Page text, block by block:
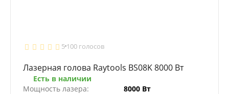
5 100 голосов
Лазерная голова Raytools BS08K 8000 Вт
Есть в наличии
Мощность лазера:
8000 Вт